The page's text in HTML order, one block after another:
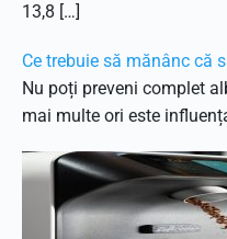
13,8 […]
Ce trebuie să mănânc că
Nu poți preveni complet
mai multe ori este